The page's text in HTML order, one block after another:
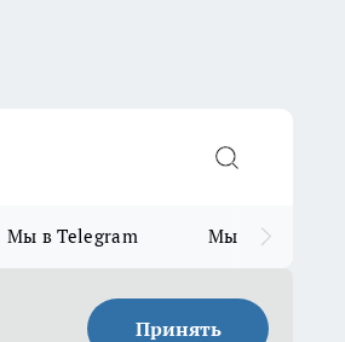
Мы в Telegram Мы в MAX
Принять